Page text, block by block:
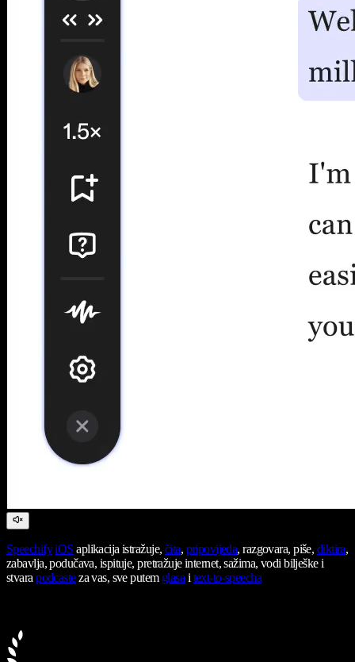
Speechify iOS aplikacija istražuje, čita, pripovijeda, razgovara, piše, diktira,
zabavlja, podučava, ispituje, pretražuje internet, sažima, vodi bilješke i
stvarapodcasteza vas, sve putem glasaitext-to-speecha